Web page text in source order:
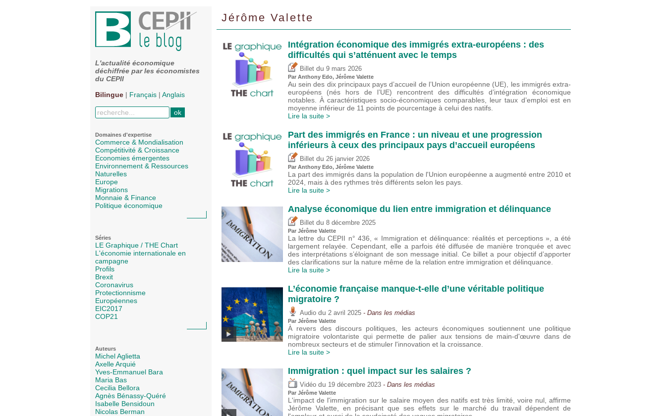
L'actualité économique
déchiffrée par les économistes
du CEPII
Bilingue | Français | Anglais
Domaines d'expertise
Commerce & Mondialisation
Compétitivité & Croissance
Economies émergentes
Environnement & Ressources
Naturelles
Europe
Migrations
Monnaie & Finance
Politique économique
Séries
LE Graphique / THE Chart
L'économie internationale en
campagne
Profils
Brexit
Coronavirus
Protectionnisme
Européennes
EIC2017
COP21
Auteurs
Michel Aglietta
Axelle Arquié
Yves-Emmanuel Bara
Maria Bas
Cecilia Bellora
Agnès Bénassy-Quéré
Isabelle Bensidoun
Nicolas Berman
Jérôme Valette
Intégration économique des immigrés extra-européens : des
difficultés qui s’atténuent avec le temps
Billet du 9 mars 2026
Par Anthony Edo, Jérôme Valette
Au sein des dix principaux pays d’accueil de l’Union européenne (UE), les immigrés extra-
européens (nés hors de l’UE) rencontrent des difficultés d’intégration économique
notables. À caractéristiques socio-économiques comparables, leur taux d’emploi est en
moyenne inférieur de 11 points de pourcentage à celui des natifs.
Lire la suite >
Part des immigrés en France : un niveau et une progression
inférieurs à ceux des principaux pays d’accueil européens
Billet du 26 janvier 2026
Par Anthony Edo, Jérôme Valette
La part des immigrés dans la population de l'Union européenne a augmenté entre 2010 et
2024, mais à des rythmes très différents selon les pays.
Lire la suite >
Analyse économique du lien entre immigration et délinquance
Billet du 8 décembre 2025
Par Jérôme Valette
La lettre du CEPII n° 436, « Immigration et délinquance: réalités et perceptions », a été
largement relayée. Cependant, elle a parfois été diffusée de manière tronquée et avec
des interprétations s’éloignant de son message initial. Ce billet a pour objectif d’apporter
des clarifications sur la nature même de la relation entre immigration et délinquance.
Lire la suite >
L’économie française manque-t-elle d’une véritable politique
migratoire ?
Audio du 2 avril 2025 - Dans les médias
Par Jérôme Valette
À revers des discours politiques, les acteurs économiques soutiennent une politique
migratoire volontariste qui permette de palier aux tensions de main-d'œuvre dans de
nombreux secteurs et de stimuler l'innovation et la croissance.
Lire la suite >
Immigration : quel impact sur les salaires ?
Vidéo du 19 décembre 2023 - Dans les médias
Par Jérôme Valette
L'impact de l'immigration sur le salaire moyen des natifs est très limité, voire nul, affirme
Jérôme Valette, en précisant que ses effets sur le marché du travail dépendent de